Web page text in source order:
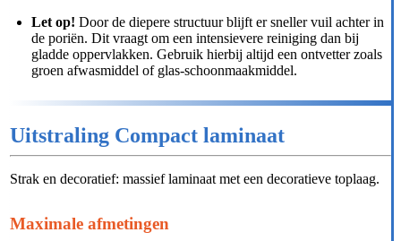
Let op! Door de diepere structuur blijft er sneller vuil achter in
de poriën. Dit vraagt om een intensievere reiniging dan bij
gladde oppervlakken. Gebruik hierbij altijd een ontvetter zoals
groen afwasmiddel of glas-schoonmaakmiddel.
Uitstraling Compact laminaat
Strak en decoratief: massief laminaat met een decoratieve toplaag.
Maximale afmetingen